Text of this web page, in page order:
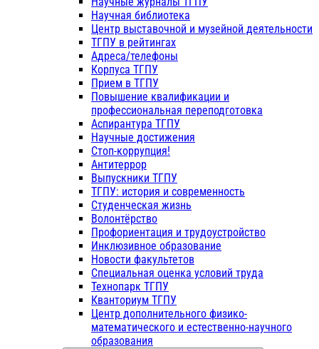
Научная библиотека
Центр выставочной и музейной деятельности
ТГПУ в рейтингах
Адреса/телефоны
Корпуса ТГПУ
Прием в ТГПУ
Повышение квалификации и
профессиональная переподготовка
Аспирантура ТГПУ
Научные достижения
Стоп-коррупция!
Антитеррор
Выпускники ТГПУ
ТГПУ: история и современность
Студенческая жизнь
Волонтёрство
Профориентация и трудоустройство
Инклюзивное образование
Новости факультетов
Специальная оценка условий труда
Технопарк ТГПУ
Кванториум ТГПУ
Центр дополнительного физико-
математического и естественно-научного
образования